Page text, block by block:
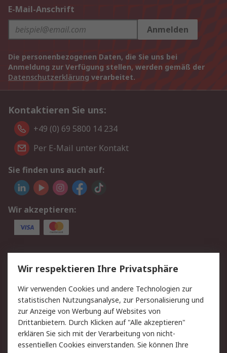
E-Mail-Anschrift
Anmelden
Die personenbezogenen Daten, die Sie uns bei
Anmeldung zur Verfügung stellen, werden gemäß der
Datenschutzerklärung verarbeitet.
Kontaktieren Sie uns:
+49 (0) 69 5800 14 234
Per E-Mail unter Kontakt
Sie finden uns auch auf:
Wir akzeptieren:
Service
Value Added Services
Lieferlösungen
Rücksendungen
Kontakt
Hilfe
Privatkunden
Rechtliches
AGB Datenschutz
Wir respektieren Ihre Privatsphäre
Wir verwenden Cookies und andere Technologien zur
statistischen Nutzungsanalyse, zur Personalisierung und
zur Anzeige von Werbung auf Websites von
Drittanbietern. Durch Klicken auf "Alle akzeptieren"
erklären Sie sich mit der Verarbeitung von nicht-
essentiellen Cookies einverstanden. Sie können Ihre